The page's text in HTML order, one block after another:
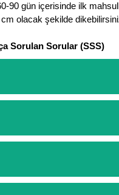
90 gün içerisinde ilk
olacak şekilde
Sorulan Sorular (SSS)
verdikten sonra havale/
aşamasında sepetinize